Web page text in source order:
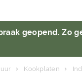
geopend. Zo
Kookplaten